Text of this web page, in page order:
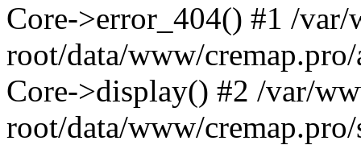
Core->error_404() #1 /
root/data/www/
Core->display() #2 /var/
root/data/www/